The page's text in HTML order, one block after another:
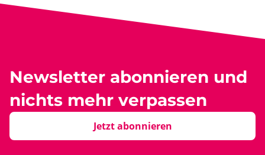
Newsletter abonnieren und
nichts mehr verpassen
Jetzt abonnieren